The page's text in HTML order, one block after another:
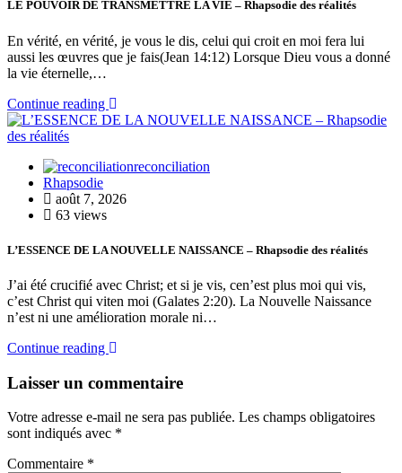
LE POUVOIR DE TRANSMETTRE LA VIE – Rhapsodie des réalités
En vérité, en vérité, je vous le dis, celui qui croit en moi fera lui
aussi les œuvres que je fais(Jean 14:12) Lorsque Dieu vous a donné
la vie éternelle,…
Continue reading
reconciliation
Rhapsodie
août 7, 2026
63 views
L’ESSENCE DE LA NOUVELLE NAISSANCE – Rhapsodie des réalités
J’ai été crucifié avec Christ; et si je vis, cen’est plus moi qui vis,
c’est Christ qui viten moi (Galates 2:20). La Nouvelle Naissance
n’est ni une amélioration morale ni…
Continue reading
Laisser un commentaire
Votre adresse e-mail ne sera pas publiée. Les champs obligatoires
sont indiqués avec *
Commentaire *